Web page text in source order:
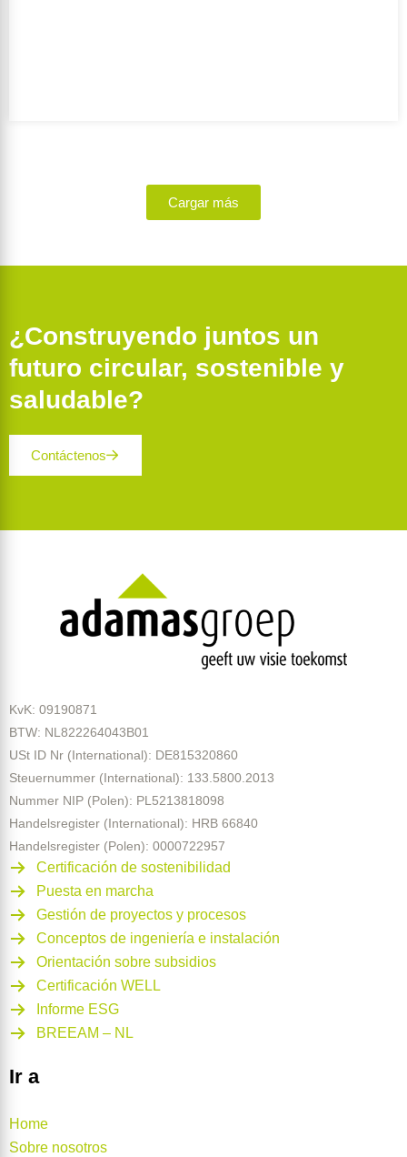
Función de oficina, Función de la
Cargar más
¿Construyendo juntos un
futuro circular, sostenible y
saludable?
Contáctenos
KvK: 09190871
BTW: NL822264043B01
USt ID Nr (International): DE815320860
Steuernummer (International): 133.5800.2013
Nummer NIP (Polen): PL5213818098
Handelsregister (International): HRB 66840
Handelsregister (Polen): 0000722957
Certificación de sostenibilidad
Puesta en marcha
Gestión de proyectos y procesos
Conceptos de ingeniería e instalación
Orientación sobre subsidios
Certificación WELL
Informe ESG
BREEAM – NL
Ir a
Home
Sobre nosotros